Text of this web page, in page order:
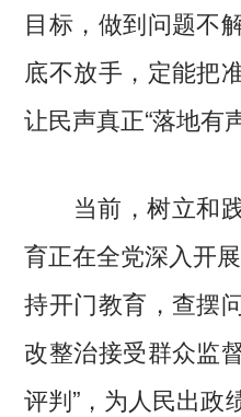
目标，做到问题不
底不放手，定能把
让民声真正“落地有声
当前，树立和践
育正在全党深入开
持开门教育，查摆
改整治接受群众监
评判”，为人民出政